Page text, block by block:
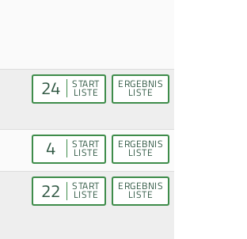
24 START
LISTE
ERGEBNIS
LISTE
4 START
LISTE
ERGEBNIS
LISTE
22 START
LISTE
ERGEBNIS
LISTE